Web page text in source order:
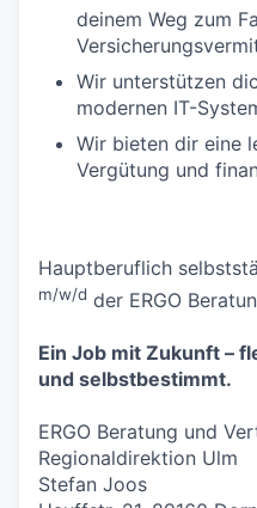
deinem Weg zum
Wir unterstützen
modernen IT-
Wir bieten dir eine
Vergütung und
Hauptberuflich
m/w/d der ERGO
Ein Job mit Zukunft –
und selbstbestimmt.
ERGO Beratung und
Regionaldirektion Ulm
Stefan Joos